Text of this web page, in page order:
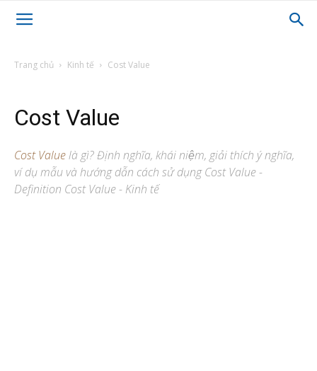
Trang chủ Kinh tế Cost Value
Cost Value
Cost Valuelà gì? Định nghĩa, khái niệm, giải thích ý nghĩa,
ví dụ mẫu và hướng dẫn cách sử dụng Cost Value -
Definition Cost Value - Kinh tế